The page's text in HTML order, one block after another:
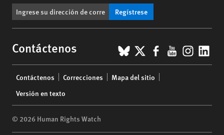
Regístrese
Contáctenos BlueSky
X Facebook
YouTube
menu
Contáctenos Correcciones
Mapa del sitio
Versión en texto
© 2026 Human Rights Watch